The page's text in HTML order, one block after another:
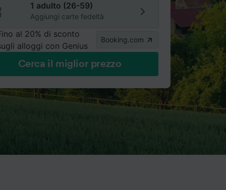
1 adulto (26-59)
Aggiungi carte fedeltà
al 20% di sconto
alloggi con Genius
Booking.com
Cerca il miglior prezzo